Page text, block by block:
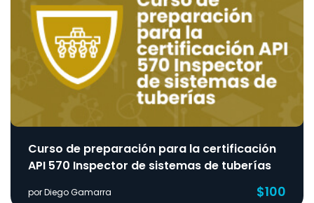
Curso de preparación para la certificación
API 570 Inspector de sistemas de tuberías
por Diego Gamarra $100